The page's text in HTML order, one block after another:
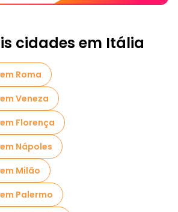
cidades em Itália
Roma
Veneza
Florença
Nápoles
Milão
Palermo